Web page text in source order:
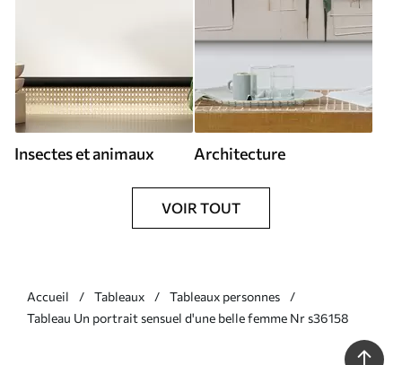
Insectes et animaux Architecture
VOIR TOUT
Accueil Tableaux
Tableaux personnes
Tableau Un portrait sensuel d'une belle femme Nr s36158